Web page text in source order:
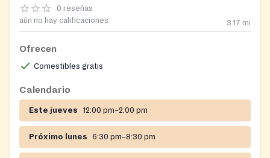
0 reseñas
aún no hay calificaciones
3.17 mi
Ofrecen
Comestibles gratis
Calendario
Este jueves 12:00 pm–2:00 pm
Próximo lunes 6:30 pm–8:30 pm